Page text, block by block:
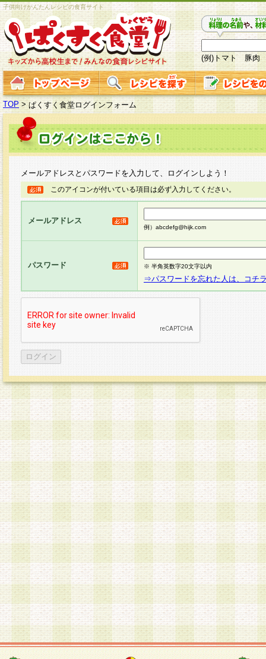
子供向けかんたんレシピの食育サイト
(例)トマト 豚肉
TOP > ぱくすく食堂ログインフォーム
メールアドレスとパスワードを入力して、ログインしよう！
このアイコンが付いている項目は必ず入力してください。
メールアドレス
例）abcdefg@hijk.com
パスワード ※ 半角英数字20文字以内
⇒パスワードを忘れた人は、コチ